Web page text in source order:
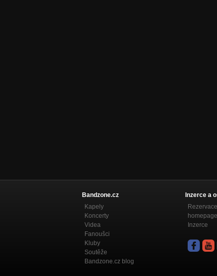
Bandzone.cz
Kapely
Koncerty
Videa
Fanoušci
Kluby
Soutěže
Bandzone.cz blog
Inzerce a
homepage
Inzerce